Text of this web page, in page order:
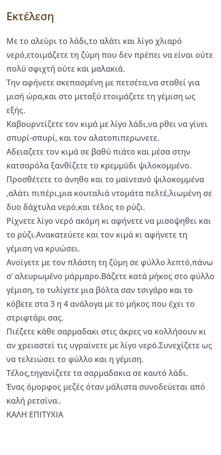
Εκτέλεση
Με το αλεύρι το λάδι,το αλάτι και λίγο χλιαρό
νερό,ετοιμάζετε τη ζύμη που δεν πρέπει να είναι ούτε
πολύ σφιχτή ούτε και μαλακιά.
Την αφήνετε σκεπασμένη με πετσέτα,να σταθεί για
μισή ώρα,και στο μεταξύ ετοιμάζετε τη γέμιση ως
εξής.
Καβουρντίζετε τον κιμά με λίγο λάδι,να ρθει να γίνει
σπυρί-σπυρί, και τον αλατοπιπερωνετε.
Αδειαζετε τον κιμά σε βαθύ πιάτο και μέσα στην
κατσαρόλα ξανθίζετε το κρεμμύδι ψιλοκομμένο.
Προσθέτετε το άνηθο και το μαϊντανό ψιλοκομμένα
,αλάτι πιπέρι,μια κουταλιά ντομάτα πελτέ,λιωμένη σε
δυο δάχτυλα νερό,και τέλος το ρύζι.
Ρίχνετε λίγο νερό ακόμη κι αφήνετε να μισοψηθει και
το ρύζι.Ανακατεύετε και τον κιμά κι αφήνετε τη
γέμιση να κρυώσει.
Ανοίγετε με τον πλάστη τη ζύμη σε φύλλο λεπτό,πάνω
σ’ αλευρωμένο μάρμαρο.Βάζετε κατά μήκος στο φύλλο
γέμιση, το τυλίγετε μια βόλτα σαν τσιγάρο και το
κόβετε στα 3 η 4 ανάλογα με το μήκος που έχει το
στριφτάρι σας.
Πιέζετε κάθε σαρμαδακι στις άκρες να κολλήσουν κι
αν χρειαστεί τις υγραίνετε με λίγο νερό.Συνεχίζετε ως
να τελειώσει το φύλλο και η γέμιση.
Τέλος,τηγανίζετε τα σαρμαδακια σε καυτό λάδι.
Ένας όμορφος μεζές όταν μάλιστα συνοδεύεται από
καλή ρετσίνα..
ΚΑΛΗ ΕΠΙΤΥΧΙΑ